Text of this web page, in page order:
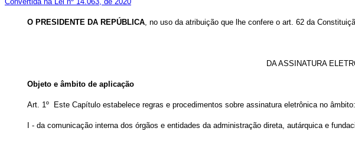
O PRESIDENTE DA REPÚBLICA, no uso da atribuição que lhe confere o art. 62 da
DA ASSINATURA
Objeto e âmbito de aplicação
Art. 1º Este Capítulo estabelece regras e procedimentos sobre assinatura eletrônica no âmbito:
I - da comunicação interna dos órgãos e entidades da administração direta, autárquica e